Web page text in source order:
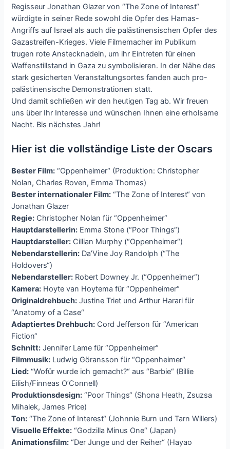
Regisseur Jonathan Glazer von “The Zone of Interest“
würdigte in seiner Rede sowohl die Opfer des Hamas-
Angriffs auf Israel als auch die palästinensischen Opfer des
Gazastreifen-Krieges. Viele Filmemacher im Publikum
trugen rote Anstecknadeln, um ihr Eintreten für einen
Waffenstillstand in Gaza zu symbolisieren. In der Nähe des
stark gesicherten Veranstaltungsortes fanden auch pro-
palästinensische Demonstrationen statt.
Und damit schließen wir den heutigen Tag ab. Wir freuen
uns über Ihr Interesse und wünschen Ihnen eine erholsame
Nacht. Bis nächstes Jahr!
Hier ist die vollständige Liste der Oscars
Bester Film: “Oppenheimer“ (Produktion: Christopher
Nolan, Charles Roven, Emma Thomas)
Bester internationaler Film: “The Zone of Interest“ von
Jonathan Glazer
Regie: Christopher Nolan für “Oppenheimer“
Hauptdarstellerin: Emma Stone (“Poor Things“)
Hauptdarsteller: Cillian Murphy (“Oppenheimer“)
Nebendarstellerin: Da’Vine Joy Randolph (“The
Holdovers“)
Nebendarsteller: Robert Downey Jr. (“Oppenheimer“)
Kamera: Hoyte van Hoytema für “Oppenheimer“
Originaldrehbuch: Justine Triet und Arthur Harari für
“Anatomy of a Case“
Adaptiertes Drehbuch: Cord Jefferson für “American
Fiction“
Schnitt: Jennifer Lame für “Oppenheimer“
Filmmusik: Ludwig Göransson für “Oppenheimer“
Lied: “Wofür wurde ich gemacht?“ aus “Barbie“ (Billie
Eilish/Finneas O’Connell)
Produktionsdesign: “Poor Things“ (Shona Heath, Zsuzsa
Mihalek, James Price)
Ton: “The Zone of Interest“ (Johnnie Burn und Tarn Willers)
Visuelle Effekte: “Godzilla Minus One“ (Japan)
Animationsfilm: “Der Junge und der Reiher“ (Hayao